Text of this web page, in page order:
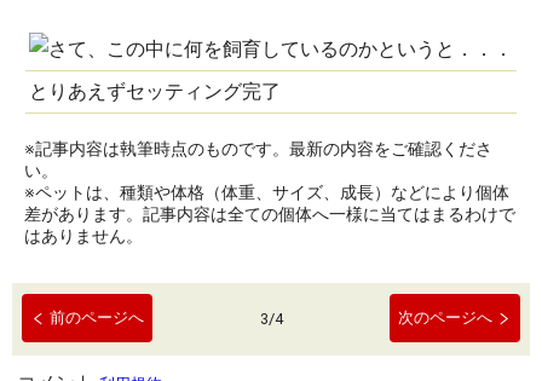
とりあえずセッティング完了
※記事内容は執筆時点のものです。最新の内容をご確認くださ
い。
※ペットは、種類や体格（体重、サイズ、成長）などにより個体
差があります。記事内容は全ての個体へ一様に当てはまるわけで
はありません。
前のページへ 3/4 次のページへ